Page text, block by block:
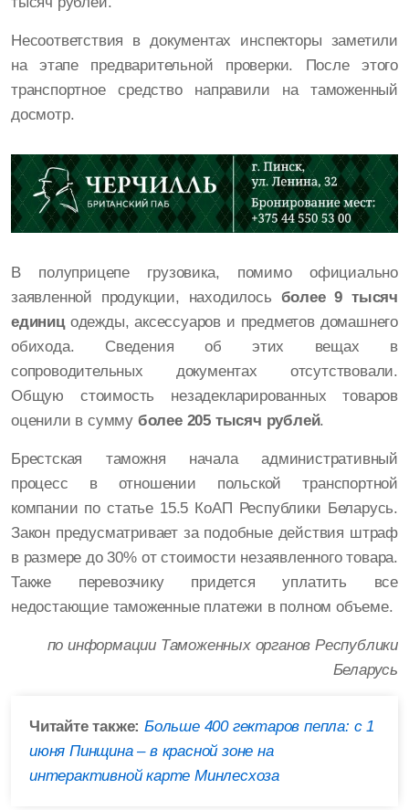
Несоответствия в документах инспекторы заметили
на этапе предварительной проверки. После этого
транспортное средство направили на таможенный
досмотр.
В полуприцепе грузовика, помимо официально
заявленной продукции, находилось более 9 тысяч
единицодежды, аксессуаров и предметов домашнего
обихода. Сведения об этих вещах в
сопроводительных документах отсутствовали.
Общую стоимость незадекларированных товаров
оценили в сумму более 205 тысяч рублей.
Брестская таможня начала административный
процесс в отношении польской транспортной
компании по статье 15.5 КоАП Республики Беларусь.
Закон предусматривает за подобные действия штраф
в размере до 30% от стоимости незаявленного товара.
Также перевозчику придется уплатить все
недостающие таможенные платежи в полном объеме.
по информации Таможенных органов Республики
Беларусь
Читайте также: Больше 400 гектаров пепла: с 1
июня Пинщина – в красной зоне на
интерактивной карте Минлесхоза